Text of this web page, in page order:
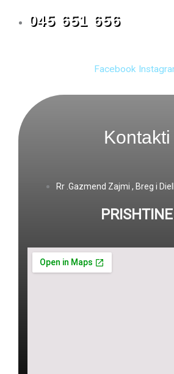
045 651 656
Facebook
Kontakti
Rr .Gazmend Zajmi , Breg i
PRISHTINE